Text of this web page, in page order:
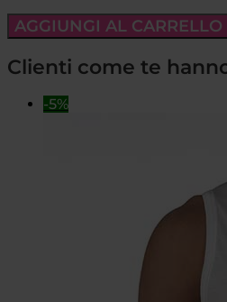
AGGIUNGI AL CARRELLO
Clienti come te
-5%